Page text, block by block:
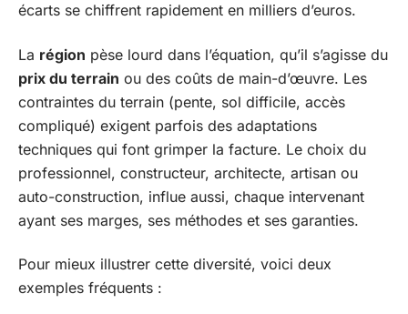
écarts se chiffrent rapidement en milliers d’euros.
La région pèse lourd dans l’équation, qu’il s’agisse du
prix du terrain ou des coûts de main-d’œuvre. Les
contraintes du terrain (pente, sol difficile, accès
compliqué) exigent parfois des adaptations
techniques qui font grimper la facture. Le choix du
professionnel, constructeur, architecte, artisan ou
auto-construction, influe aussi, chaque intervenant
ayant ses marges, ses méthodes et ses garanties.
Pour mieux illustrer cette diversité, voici deux
exemples fréquents :